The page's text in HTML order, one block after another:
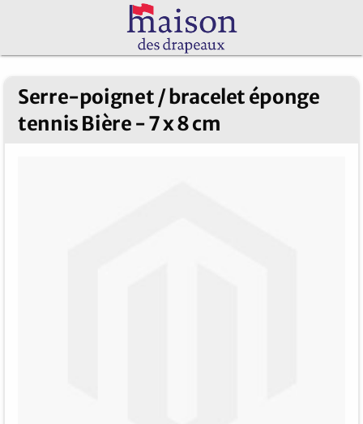
Serre-poignet / bracelet éponge
tennis Bière - 7 x 8 cm